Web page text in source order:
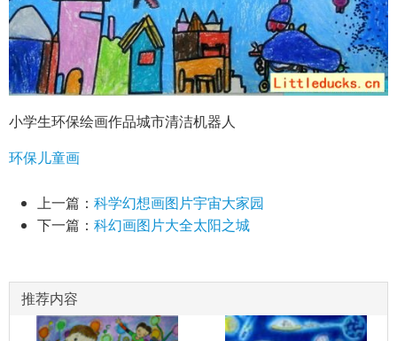
小学生环保绘画作品城市清洁机器人
环保儿童画
上一篇： 科学幻想画图片宇宙大家园
下一篇： 科幻画图片大全太阳之城
推荐内容